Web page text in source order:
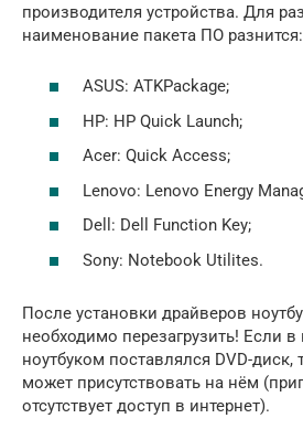
производителя устройства. Для
наименование пакета ПО разнится:
ASUS: ATKPackage;
HP: HP Quick Launch;
Acer: Quick Access;
Lenovo: Lenovo Energy
Dell: Dell Function Key;
Sony: Notebook Utilites.
После установки драйверов
необходимо перезагрузить! Если в
ноутбуком поставлялся DVD-диск,
может присутствовать на нём
отсутствует доступ в интернет).